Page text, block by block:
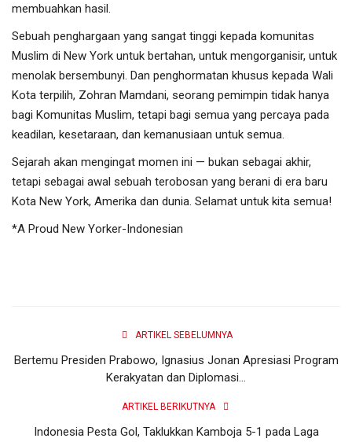
membuahkan hasil.
Sebuah penghargaan yang sangat tinggi kepada komunitas
Muslim di New York untuk bertahan, untuk mengorganisir, untuk
menolak bersembunyi. Dan penghormatan khusus kepada Wali
Kota terpilih, Zohran Mamdani, seorang pemimpin tidak hanya
bagi Komunitas Muslim, tetapi bagi semua yang percaya pada
keadilan, kesetaraan, dan kemanusiaan untuk semua.
Sejarah akan mengingat momen ini — bukan sebagai akhir,
tetapi sebagai awal sebuah terobosan yang berani di era baru
Kota New York, Amerika dan dunia. Selamat untuk kita semua!
*A Proud New Yorker-Indonesian
ARTIKEL SEBELUMNYA
Bertemu Presiden Prabowo, Ignasius Jonan Apresiasi Program
Kerakyatan dan Diplomasi...
ARTIKEL BERIKUTNYA
Indonesia Pesta Gol, Taklukkan Kamboja 5-1 pada Laga